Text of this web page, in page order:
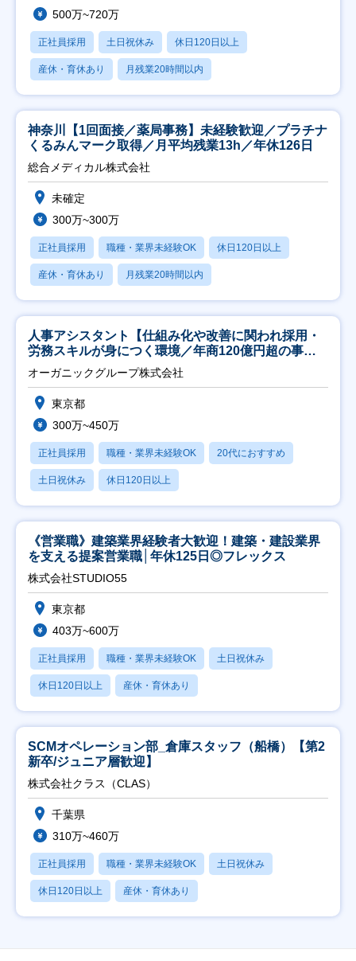
500万~720万
正社員採用 土日祝休み 休日120日以上
産休・育休あり 月残業20時間以内
神奈川【1回面接／薬局事務】未経験歓迎／プラチナ
くるみんマーク取得／月平均残業13h／年休126日
総合メディカル株式会社
未確定
300万~300万
正社員採用 職種・業界未経験OK 休日120日以上
産休・育休あり 月残業20時間以内
人事アシスタント【仕組み化や改善に関われ採用・
労務スキルが身につく環境／年商120億円超の事業
会社】
オーガニックグループ株式会社
東京都
300万~450万
正社員採用 職種・業界未経験OK 20代におすすめ
土日祝休み 休日120日以上
《営業職》建築業界経験者大歓迎！建築・建設業界
を支える提案営業職│年休125日◎フレックス
株式会社STUDIO55
東京都
403万~600万
正社員採用 職種・業界未経験OK 土日祝休み
休日120日以上 産休・育休あり
SCMオペレーション部_倉庫スタッフ（船橋）【第2
新卒/ジュニア層歓迎】
株式会社クラス（CLAS）
千葉県
310万~460万
正社員採用 職種・業界未経験OK 土日祝休み
休日120日以上 産休・育休あり